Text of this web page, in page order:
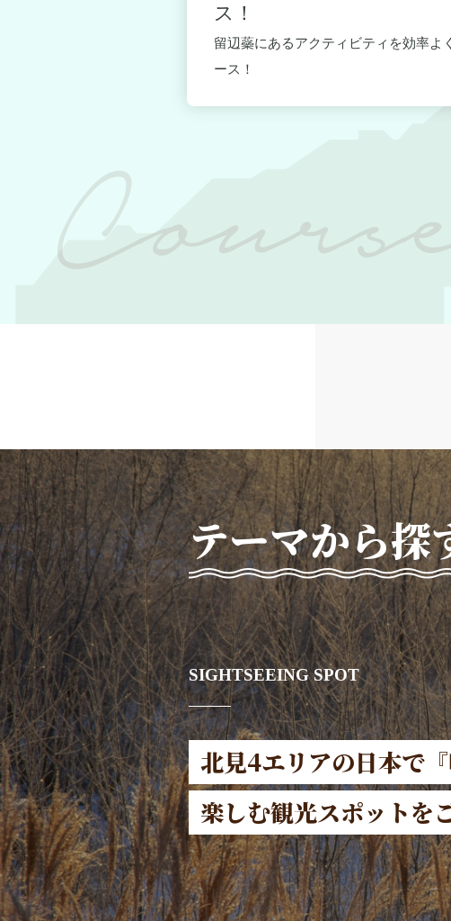
ス！
留辺蘂にあるアクティビティを効率よ
ース！
テーマから探
SIGHTSEEING SPOT
北見4エリアの日本で
楽しむ観光スポットを